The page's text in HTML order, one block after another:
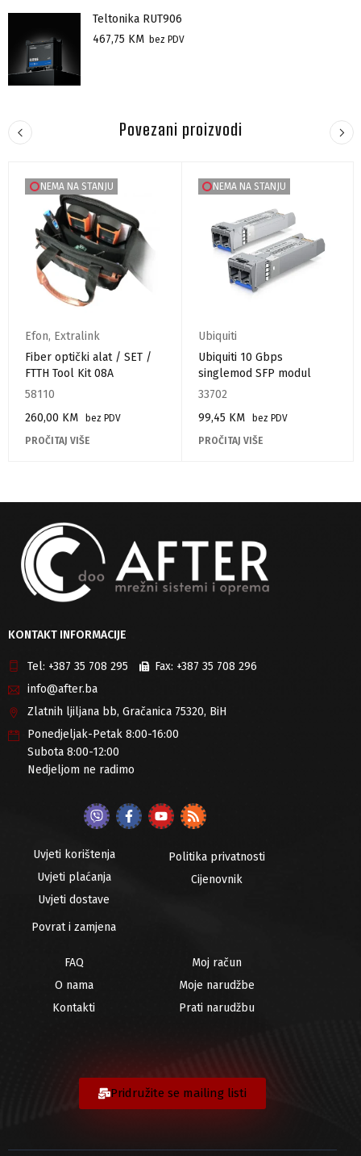
Teltonika RUT906
467,75 KM bez PDV
Povezani proizvodi
NEMA NA STANJU
Efon, Extralink
Fiber optički alat / SET /
FTTH Tool Kit 08A
58110
260,00 KM
bez PDV
PROČITAJ VIŠE
NEMA NA STANJU
Ubiquiti
Ubiquiti 10 Gbps
singlemod SFP modul
33702
99,45 KM
bez PDV
PROČITAJ VIŠE
KONTAKT INFORMACIJE
Tel: +387 35 708 295 Fax: +387 35 708 296
info@after.ba
Zlatnih ljiljana bb, Gračanica 75320, BiH
Ponedjeljak-Petak 8:00-16:00
Subota 8:00-12:00
Nedjeljom ne radimo
Uvjeti korištenja
Uvjeti plaćanja
Uvjeti dostave
Povrat i zamjena
Politika privatnosti
Cijenovnik
FAQ
O nama
Kontakti
Moj račun
Moje narudžbe
Prati narudžbu
Pridružite se mailing listi